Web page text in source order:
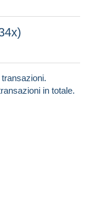
in totale.